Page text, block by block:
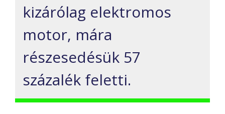
kizárólag elektromos
motor, mára
részesedésük 57
százalék feletti.